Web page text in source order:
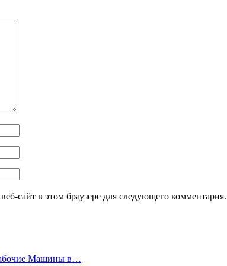
сайт в этом браузере для следующего комментария.
Машины в…